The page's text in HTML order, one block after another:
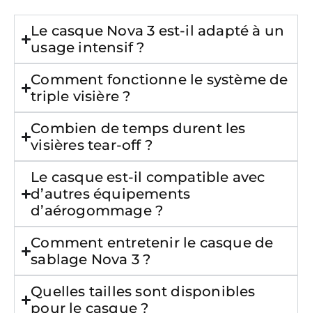
Le casque Nova 3 est-il adapté à un
usage intensif ?
Comment fonctionne le système de
triple visière ?
Combien de temps durent les
visières tear-off ?
Le casque est-il compatible avec
d’autres équipements
d’aérogommage ?
Comment entretenir le casque de
sablage Nova 3 ?
Quelles tailles sont disponibles
pour le casque ?